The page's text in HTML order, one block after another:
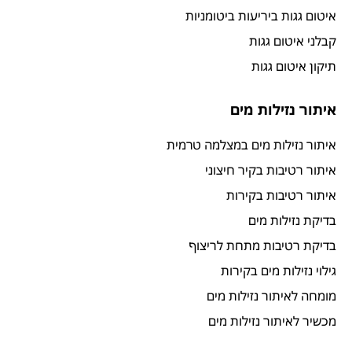
איטום גגות ביריעות ביטומניות
קבלני איטום גגות
תיקון איטום גגות
איתור נזילות מים
איתור נזילות מים במצלמה טרמית
איתור רטיבות בקיר חיצוני
איתור רטיבות בקירות
בדיקת נזילות מים
בדיקת רטיבות מתחת לריצוף
גילוי נזילות מים בקירות
מומחה לאיתור נזילות מים
מכשיר לאיתור נזילות מים